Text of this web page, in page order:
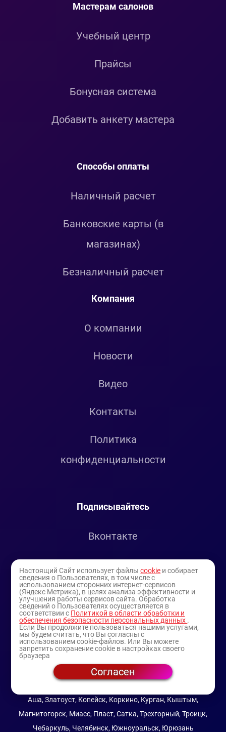
Мастерам салонов
Учебный центр
Прайсы
Бонусная система
Добавить анкету мастера
Способы оплаты
Наличный расчет
Банковские карты (в
магазинах)
Безналичный расчет
Компания
О компании
Новости
Видео
Контакты
Политика
конфиденциальности
Подписывайтесь
Вконтакте
Youtube
© 1994-2025
— торговая витрина ИП Булатов В.А.
Аша, Златоуст, Копейск, Коркино, Курган, Кыштым,
Магнитогорск, Миасс, Пласт, Сатка, Трехгорный, Троицк,
Чебаркуль, Челябинск, Южноуральск, Юрюзань
Настоящий Сайт использует файлыcookie и собирает
сведения о Пользователях, в том числе с
использованием сторонних интернет-сервисов
(Яндекс Метрика), в целях анализа эффективности и
улучшения работы сервисов сайта. Обработка
сведений о Пользователях осуществляется в
соответствии с Политикой в области обработки и
обеспечения безопасности персональных данных .
Если Вы продолжите пользоваться нашими услугами,
мы будем считать, что Вы согласны с
использованием cookie-файлов. Или Вы можете
запретить сохранение cookie в настройках своего
браузера
Согласен